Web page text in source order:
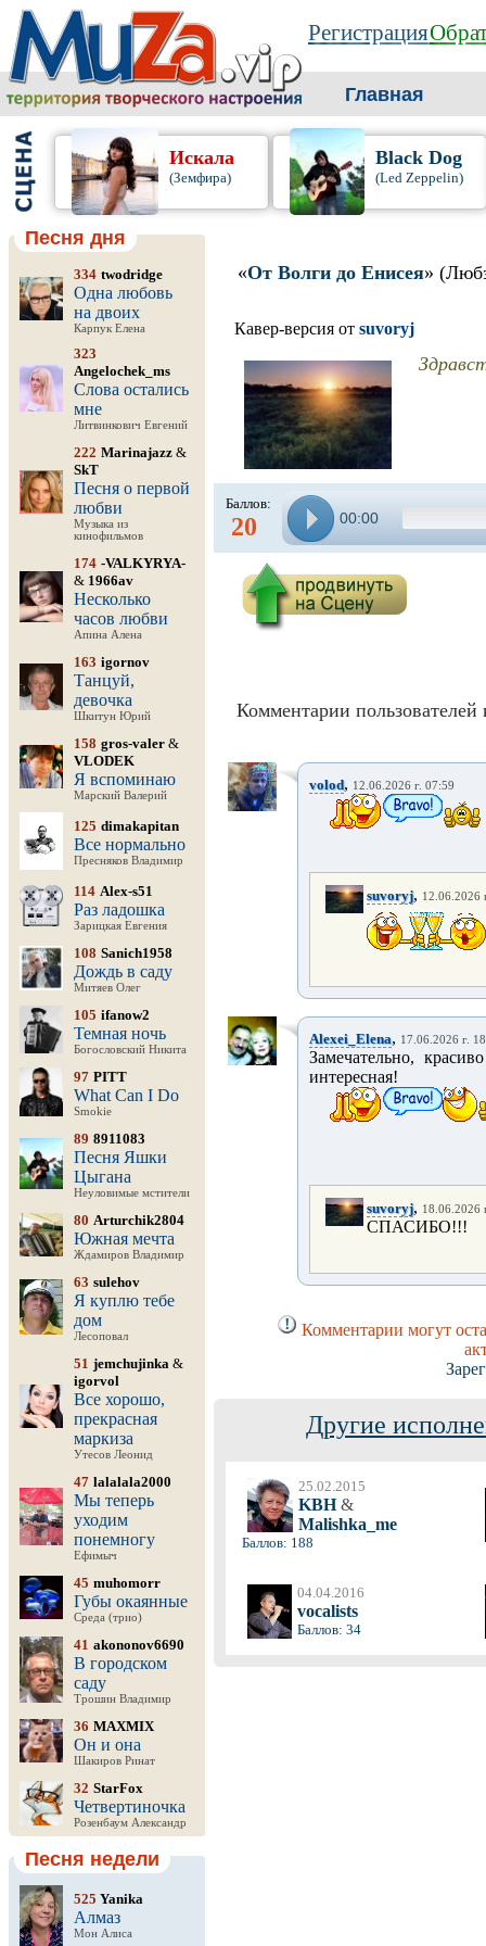
Регистрация
Главная
Искала
(Земфира)
Black Dog
(Led Zeppelin)
Песня дня
334 twodridge
Одна любовь
на двоих
Карпук Елена
323
Angelochek_ms
Слова остались
мне
Литвинкович Евгений
222 Marinajazz &
SkT
Песня о первой
любви
Музыка из
кинофильмов
174 -VALKYRYA-
& 1966av
Несколько
часов любви
Апина Алена
163 igornov
Танцуй,
девочка
Шкитун Юрий
158 gros-valer &
VLODEK
Я вспоминаю
Марский Валерий
125 dimakapitan
Все нормально
Пресняков Владимир
114 Alex-s51
Раз ладошка
Зарицкая Евгения
108 Sanich1958
Дождь в саду
Митяев Олег
105 ifanow2
Темная ночь
Богословский Никита
97 PITT
What Can I Do
Smokie
89 8911083
Песня Яшки
Цыгана
Неуловимые мстители
80 Arturchik2804
Южная мечта
Ждамиров Владимир
63 sulehov
Я куплю тебе
дом
Лесоповал
51 jemchujinka &
igorvol
Все хорошо,
прекрасная
маркиза
Утесов Леонид
47 lalalala2000
Мы теперь
уходим
понемногу
Ефимыч
45 muhomorr
Губы окаянные
Среда (трио)
41 akononov6690
В городском
саду
Трошин Владимир
36 MAXMIX
Он и она
Шакиров Ринат
32 StarFox
Четвертиночка
Розенбаум Александр
Песня недели
525 Yanika
Алмаз
Мон Алиса
«От Волги до Енисея»
Кавер-версия от suvoryj
Баллов:
20 00:00
Комментарии пользователей
volod, 12.06.2026 г. 07:59
suvoryj, 12.06.2026
Alexei_Elena, 17.06.2026 г.
Замечательно,
интересная!
suvoryj, 18.06.2026
СПАСИБО!!!
Комментарии могут
Другие
25.02.2015
KBH &
Malishka_me
Баллов: 188
04.04.2016
vocalists
Баллов: 34